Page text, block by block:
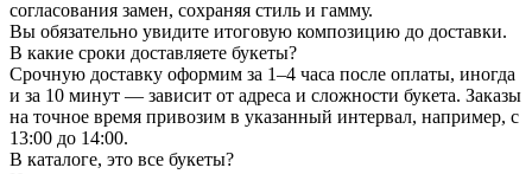
согласования замен, сохраняя стиль и гамму.
Вы обязательно увидите итоговую композицию до доставки.
В какие сроки доставляете букеты?
Срочную доставку оформим за 1–4 часа после оплаты, иногда
и за 10 минут — зависит от адреса и сложности букета. Заказы
на точное время привозим в указанный интервал, например, с
13:00 до 14:00.
В каталоге, это все букеты?